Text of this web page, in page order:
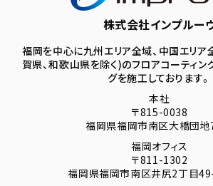
株式会社インプルー
福岡を中心に九州エリア全域、中国エリア
賀県、和歌山県を除く)のフロアコーティン
グを施工しております。
本社
〒815-0038
福岡県福岡市南区大橋団
福岡オフィス
〒811-1302
福岡県福岡市南区井尻2丁目